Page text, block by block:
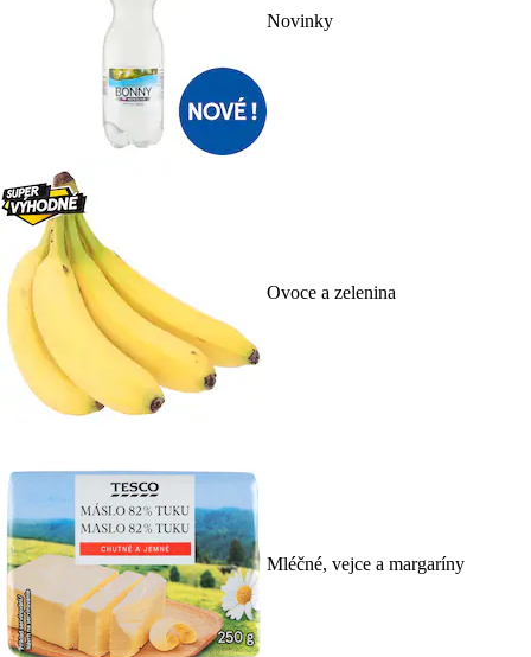
Novinky
Ovoce a zelenina
Mléčné, vejce a margaríny